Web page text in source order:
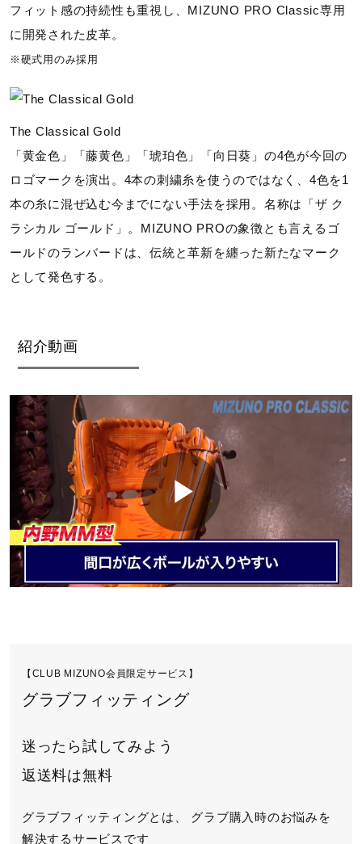
フィット感の持続性も重視し、MIZUNO PRO Classic専用
に開発された皮革。
※硬式用のみ採用
The Classical Gold
「黄金色」「藤黄色」「琥珀色」「向日葵」の4色が今回の
ロゴマークを演出。4本の刺繍糸を使うのではなく、4色を1
本の糸に混ぜ込む今までにない手法を採用。名称は「ザ ク
ラシカル ゴールド」。MIZUNO PROの象徴とも言えるゴ
ールドのランバードは、伝統と革新を纏った新たなマーク
として発色する。
紹介動画
【CLUB MIZUNO会員限定サービス】
グラブフィッティング
迷ったら試してみよう
返送料は無料
グラブフィッティングとは、
グラブ購入時のお悩みを
解決するサービスです